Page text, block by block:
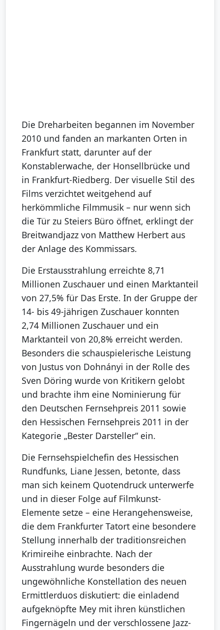
Die Dreharbeiten begannen im November
2010 und fanden an markanten Orten in
Frankfurt statt, darunter auf der
Konstablerwache, der Honsellbrücke und
in Frankfurt-Riedberg. Der visuelle Stil des
Films verzichtet weitgehend auf
herkömmliche Filmmusik – nur wenn sich
die Tür zu Steiers Büro öffnet, erklingt der
Breitwandjazz von Matthew Herbert aus
der Anlage des Kommissars.
Die Erstausstrahlung erreichte 8,71
Millionen Zuschauer und einen Marktanteil
von 27,5% für Das Erste. In der Gruppe der
14- bis 49-jährigen Zuschauer konnten
2,74 Millionen Zuschauer und ein
Marktanteil von 20,8% erreicht werden.
Besonders die schauspielerische Leistung
von Justus von Dohnányi in der Rolle des
Sven Döring wurde von Kritikern gelobt
und brachte ihm eine Nominierung für
den Deutschen Fernsehpreis 2011 sowie
den Hessischen Fernsehpreis 2011 in der
Kategorie „Bester Darsteller“ ein.
Die Fernsehspielchefin des Hessischen
Rundfunks, Liane Jessen, betonte, dass
man sich keinem Quotendruck unterwerfe
und in dieser Folge auf Filmkunst-
Elemente setze – eine Herangehensweise,
die dem Frankfurter Tatort eine besondere
Stellung innerhalb der traditionsreichen
Krimireihe einbrachte. Nach der
Ausstrahlung wurde besonders die
ungewöhnliche Konstellation des neuen
Ermittlerduos diskutiert: die einladend
aufgeknöpfte Mey mit ihren künstlichen
Fingernägeln und der verschlossene Jazz-